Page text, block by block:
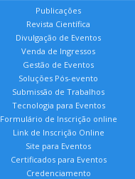
Publicações
Revista Científica
Divulgação de Eventos
Venda de Ingressos
Gestão de Eventos
Soluções Pós-evento
Submissão de Trabalhos
Tecnologia para Eventos
Formulário de Inscrição online
Link de Inscrição Online
Site para Eventos
Certificados para Eventos
Credenciamento